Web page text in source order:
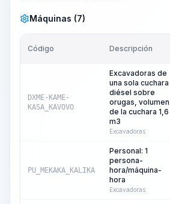
Máquinas (7)
Código Descripción
DXME-KAME-
KASA_KAVOVO
Excavadoras de
una sola cuchara
diésel sobre
orugas, volumen
de la cuchara 1,6
m3
Excavadoras
PU_MEKAKA_KALIKA
Personal: 1
persona-
hora/máquina-
hora
Excavadoras